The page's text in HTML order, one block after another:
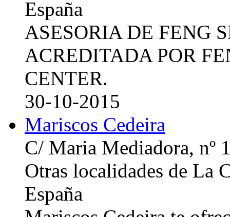
España
ASESORIA DE FENG
ACREDITADA POR
CENTER.
30-10-2015
Mariscos Cedeira
C/ Maria Mediadora, nº
Otras localidades de La
España